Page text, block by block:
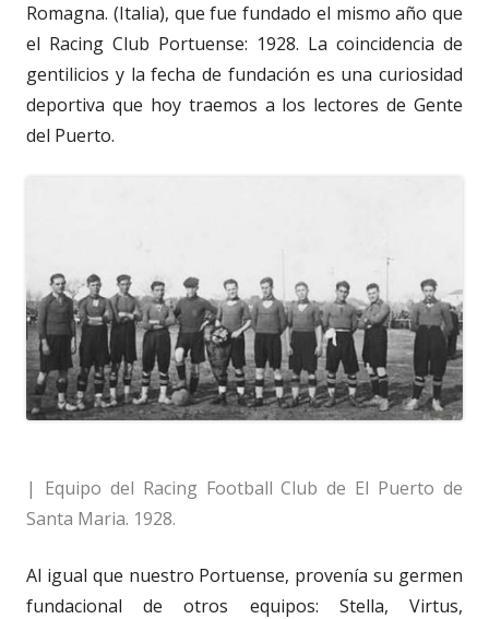
Romagna. (Italia), que fue fundado el mismo año que
el Racing Club Portuense: 1928. La coincidencia de
gentilicios y la fecha de fundación es una curiosidad
deportiva que hoy traemos a los lectores de Gente
del Puerto.
| Equipo del Racing Football Club de El Puerto de
Santa Maria. 1928.
Al igual que nuestro Portuense, provenía su germen
fundacional de otros equipos: Stella, Virtus,